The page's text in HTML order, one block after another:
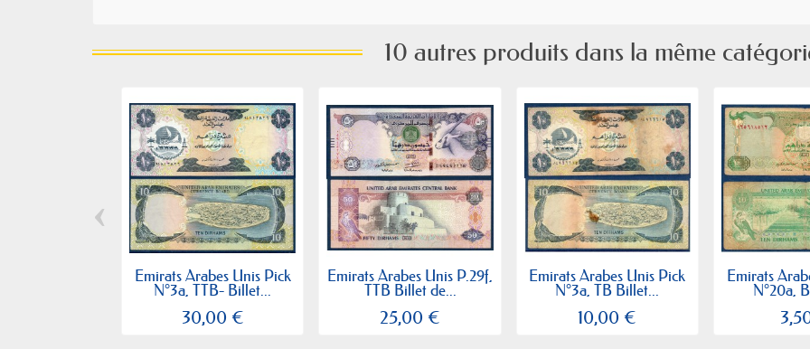
10 autres produits dans la même
Emirats Arabes Unis Pick
N°3a, TTB- Billet...
30,00 €
Emirats Arabes Unis P.29f,
TTB Billet de...
25,00 €
Emirats Arabes Unis Pick
N°3a, TB Billet...
10,00 €
Emirats
N°20a,
‹